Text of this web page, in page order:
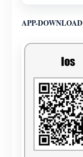
APP-DOWNLOAD